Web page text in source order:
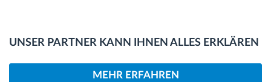
UNSER PARTNER KANN IHNEN ALLES ERKLÄREN
MEHR ERFAHREN